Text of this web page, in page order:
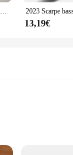
Pantofole in peluche calde, calde e comode per la casa invernale da donna e da uomo
13,19€